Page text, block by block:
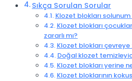
Sıkça Sorulan Sorular
Klozet blokları
Klozet blokları
zararlı mı?
Klozet blokları
Doğal klozet
Klozet blokları yerine
Klozet bloklarının